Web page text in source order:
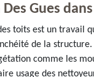
Gues
toits est un travail
de la structure.
comme les
usage des